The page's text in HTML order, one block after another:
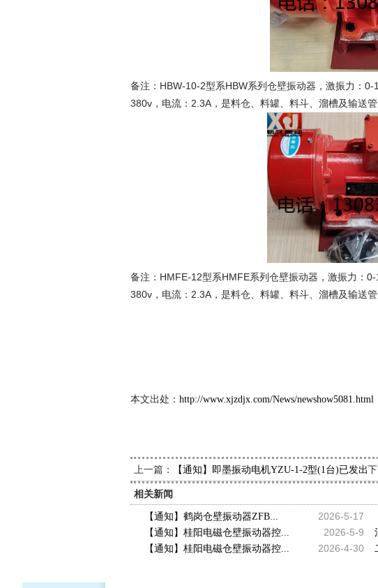
备注：HBW-10-2型系HBW系列仓壁振动器，激振力：
380v，电流：2.3A，是料仓、料罐、料斗、溜槽及输送
备注：HMFE-12型系HMFE系列仓壁振动器，激振力：
380v，电流：2.3A，是料仓、料罐、料斗、溜槽及输送
新久
本文出处： http://www.xjzdjx.com/News/newshow5081.html
上一篇： 【通知】即墨振动电机YZU-1-2型(1台)已发出
相关新闻
2026-5-17
【通知】鹤岗仓壁振动器ZFB...
2026-5-9
【通知】桂阳电磁仓壁振动器控...
2026-4-30
【通知】桂阳电磁仓壁振动器控...